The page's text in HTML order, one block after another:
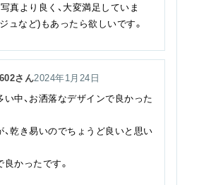
真より良く、大変満足していま
ュなど)もあったら欲しいです。
さん2024年1月24日
中、お洒落なデザインで良かった
、乾き易いのでちょうど良いと思い
かったです。